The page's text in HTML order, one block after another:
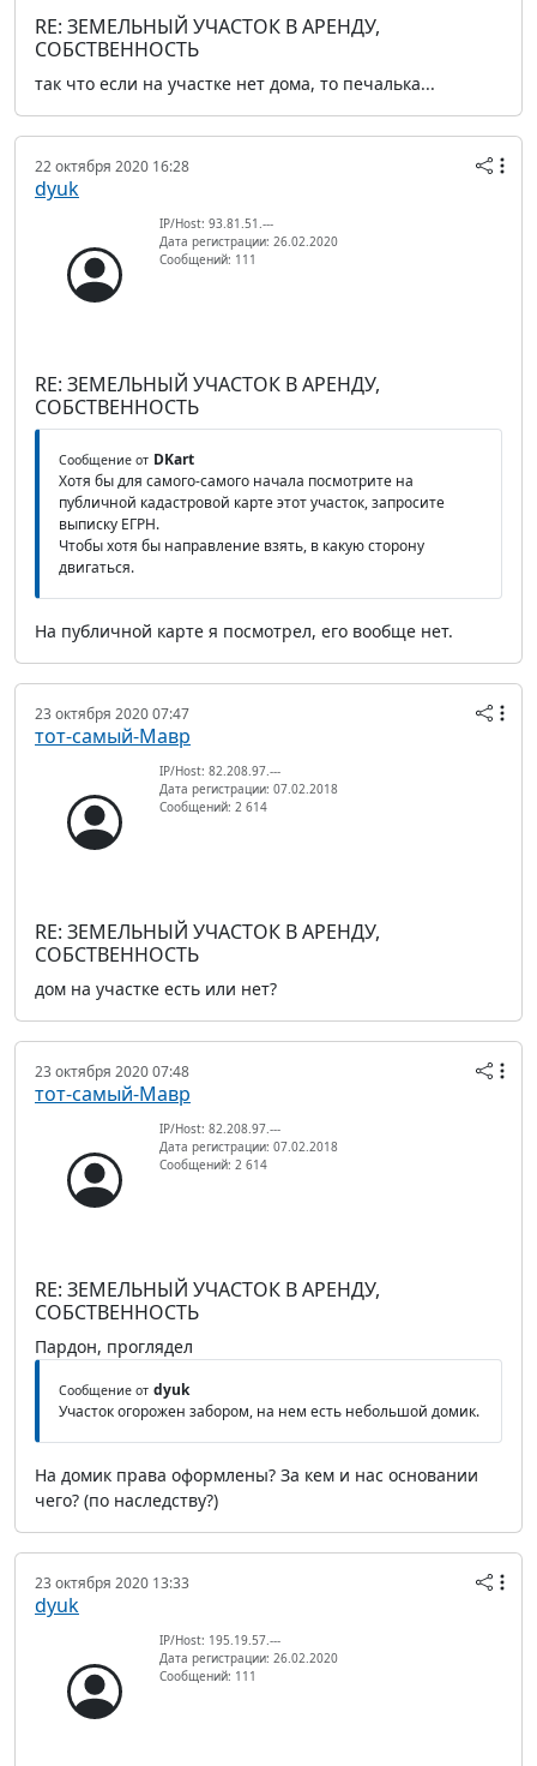
RE: ЗЕМЕЛЬНЫЙ УЧАСТОК В АРЕНДУ,
СОБСТВЕННОСТЬ
так что если на участке нет дома, то печалька...
22 октября 2020 16:28
dyuk
IP/Host: 93.81.51.---
Дата регистрации: 26.02.2020
Сообщений: 111
RE: ЗЕМЕЛЬНЫЙ УЧАСТОК В АРЕНДУ,
СОБСТВЕННОСТЬ
Сообщение от DKart
Хотя бы для самого-самого начала посмотрите на
публичной кадастровой карте этот участок, запросите
выписку ЕГРН.
Чтобы хотя бы направление взять, в какую сторону
двигаться.
На публичной карте я посмотрел, его вообще нет.
23 октября 2020 07:47
тот-самый-Мавр
IP/Host: 82.208.97.---
Дата регистрации: 07.02.2018
Сообщений: 2 614
RE: ЗЕМЕЛЬНЫЙ УЧАСТОК В АРЕНДУ,
СОБСТВЕННОСТЬ
дом на участке есть или нет?
23 октября 2020 07:48
тот-самый-Мавр
IP/Host: 82.208.97.---
Дата регистрации: 07.02.2018
Сообщений: 2 614
RE: ЗЕМЕЛЬНЫЙ УЧАСТОК В АРЕНДУ,
СОБСТВЕННОСТЬ
Пардон, проглядел
Сообщение от dyuk
Участок огорожен забором, на нем есть небольшой домик.
На домик права оформлены? За кем и нас основании
чего? (по наследству?)
23 октября 2020 13:33
dyuk
IP/Host: 195.19.57.---
Дата регистрации: 26.02.2020
Сообщений: 111